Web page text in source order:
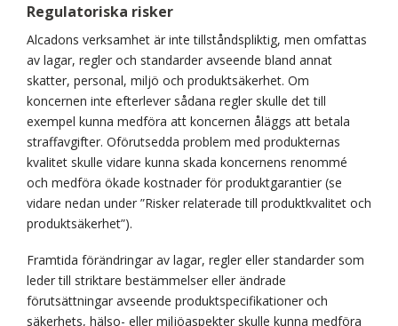
Regulatoriska risker
Alcadons verksamhet är inte tillståndspliktig, men omfattas
av lagar, regler och standarder avseende bland annat
skatter, personal, miljö och produktsäkerhet. Om
koncernen inte efterlever sådana regler skulle det till
exempel kunna medföra att koncernen åläggs att betala
straffavgifter. Oförutsedda problem med produkternas
kvalitet skulle vidare kunna skada koncernens renommé
och medföra ökade kostnader för produktgarantier (se
vidare nedan under ”Risker relaterade till produktkvalitet och
produktsäkerhet”).
Framtida förändringar av lagar, regler eller standarder som
leder till striktare bestämmelser eller ändrade
förutsättningar avseende produktspecifikationer och
säkerhets, hälso- eller miljöaspekter skulle kunna medföra